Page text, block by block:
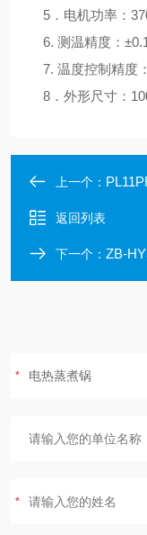
5 ．电机功率：
6. 测温精度：
7. 温度控制精度：
8 ．外形尺寸：
上一个：
返回列表
下一个： ZB-